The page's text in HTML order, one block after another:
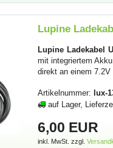
Lupine
Lupine Ladekabel
mit integriertem
direkt an einem 7.2V
Artikelnummer: lux-
auf Lager,
6,00 EUR
inkl. MwSt. zzgl.